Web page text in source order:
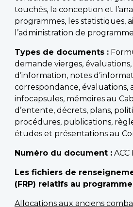
touchés, la conception et
programmes, les statistiques,
l’administration de
Types de documents :
demande vierges,
d’information, notes
correspondance, évaluations,
infocapsules, mémoires au
d’entente, décrets, plans,
procédures, publications,
études et présentations au
Numéro du document : ACC
Les fichiers de
(FRP) relatifs au
Allocations aux anciens